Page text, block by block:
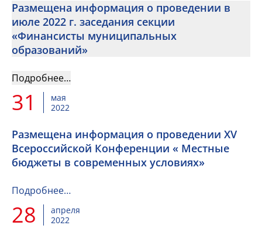
Размещена информация о проведении в
июле 2022 г. заседания секции
«Финансисты муниципальных
образований»
Подробнее…
31
мая
2022
Размещена информация о проведении XV
Всероссийской Конференции « Местные
бюджеты в современных условиях»
Подробнее…
28
апреля
2022